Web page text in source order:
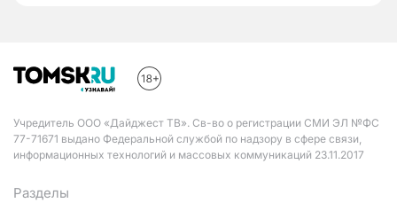
Учредитель ООО «Дайджест ТВ». Св-во о регистрации СМИ ЭЛ №ФС
77-71671 выдано Федеральной службой по надзору в сфере связи,
информационных технологий и массовых коммуникаций 23.11.2017
Разделы